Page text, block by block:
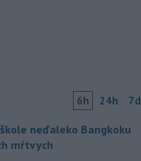
6h 24h 7d
neďaleko Bangkoku
mŕtvych